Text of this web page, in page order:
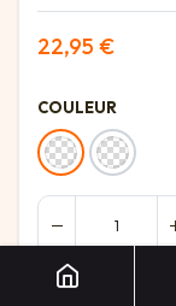
22,95 €
COULEUR